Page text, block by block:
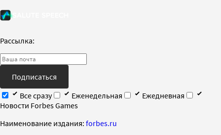
Рассылка:
Подписаться
Все сразу
Еженедельная
Ежедневная
Новости Forbes Games
Наименование издания: forbes.ru